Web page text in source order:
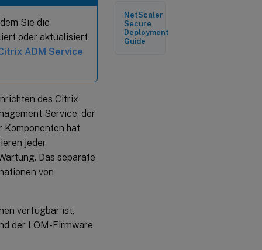
Sie die
oder aktualisiert
ADM Service
des Citrix
Service, der
Komponenten hat
jeder
Das separate
von
verfügbar ist,
der LOM-Firmware
Upgradepfade
NetScaler
Secure
Deployment
Guide